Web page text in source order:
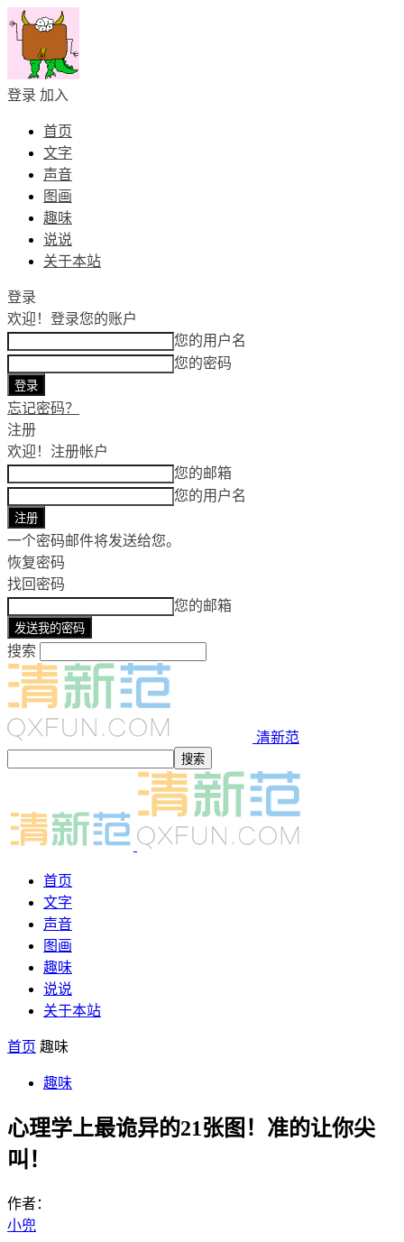
登录 加入
首页
文字
声音
图画
趣味
说说
关于本站
登录
欢迎！ 登录您的账户
您的用户名
您的密码
忘记密码？
注册
欢迎！ 注册帐户
您的邮箱
您的用户名
一个密码邮件将发送给您。
恢复密码
找回密码
您的邮箱
搜索
清新范
首页
文字
声音
图画
趣味
说说
关于本站
首页 趣味
趣味
心理学上最诡异的21张图！准的让你尖
叫！
作者：
小兜